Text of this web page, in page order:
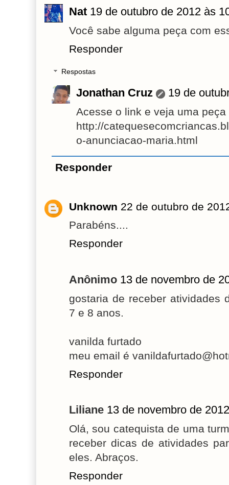
Nat 19 de outubro de 2012 às
Você sabe alguma peça com
Responder
Respostas
Jonathan Cruz 19 de
Acesse o link e veja uma
http://
o-anunciacao-maria.html
Responder
Unknown 22 de outubro de
Parabéns....
Responder
Anônimo 13 de novembro de
gostaria de receber atividades
7 e 8 anos.
vanilda furtado
meu email é
Responder
Liliane 13 de novembro de
Olá, sou catequista de uma
receber dicas de atividades
eles. Abraços.
Responder